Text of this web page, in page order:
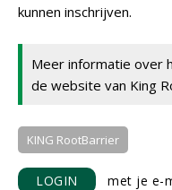
kunnen inschrijven.
Meer informatie over
de website van King
KING RootBarrier
LOGIN met je e-